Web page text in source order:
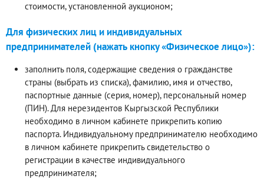
стоимости, установленной аукционом;
Для физических лиц и индивидуальных
предпринимателей (нажать кнопку «Физическое лицо»):
заполнить поля, содержащие сведения о гражданстве
страны (выбрать из списка), фамилию, имя и отчество,
паспортные данные (серия, номер), персональный номер
(ПИН). Для нерезидентов Кыргызской Республики
необходимо в личном кабинете прикрепить копию
паспорта. Индивидуальному предпринимателю необходимо
в личном кабинете прикрепить свидетельство о
регистрации в качестве индивидуального
предпринимателя;